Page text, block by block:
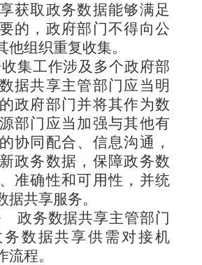
获取政务数据能够满足
的，政府部门不得向公
他组织重复收集。
集工作涉及多个政府部
据共享主管部门应当明
政府部门并将其作为数
部门应当加强与其他有
协同配合、信息沟通，
政务数据，保障政务数
准确性和可用性，并统
据共享服务。
政务数据共享主管部门
数据共享供需对接机
程。